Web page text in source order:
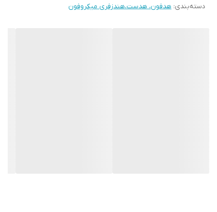
دسته‌بندی: هدفون، هدست،هندزفری میکروفون